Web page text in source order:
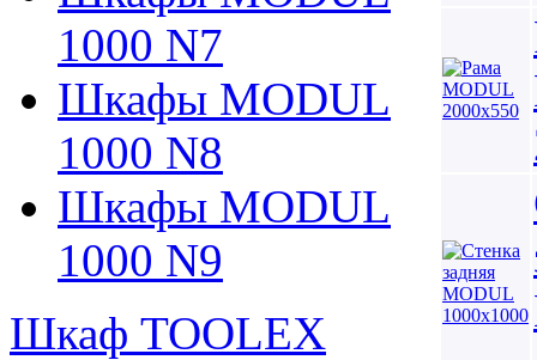
1000 N7
Шкафы MODUL
1000 N8
Шкафы MODUL
1000 N9
Шкаф TOOLEX